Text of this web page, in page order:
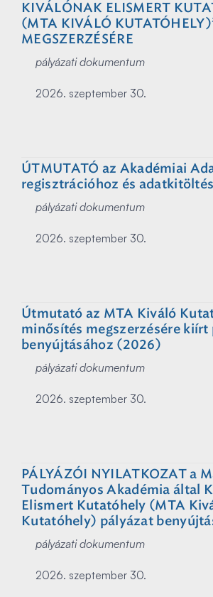
KIVÁLÓNAK ELISMERT
(MTA KIVÁLÓ
MEGSZERZÉSÉRE
pályázati dokumentum
2026. szeptember 30.
ÚTMUTATÓ az Akadémiai
regisztrációhoz és
pályázati dokumentum
2026. szeptember 30.
Útmutató az MTA Kiváló
minősítés megszerzésére kiírt
benyújtásához (2026)
pályázati dokumentum
2026. szeptember 30.
PÁLYÁZÓI NYILATKOZAT a
Tudományos Akadémia által
Elismert Kutatóhely (MTA
Kutatóhely) pályázat
pályázati dokumentum
2026. szeptember 30.